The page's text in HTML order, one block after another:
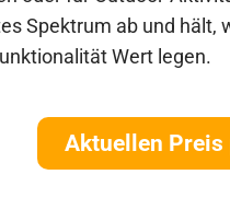
Spektrum ab und hält,
Wert legen.
Aktuellen Preis